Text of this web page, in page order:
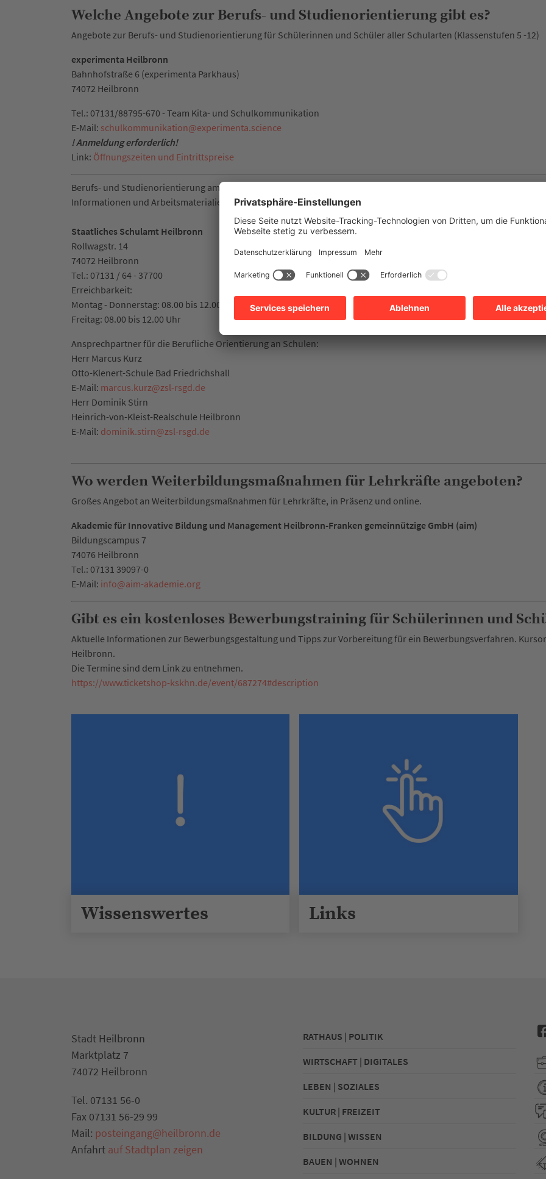
Welche Angebote zur Berufs- und Studienorientierung gibt es?
Angebote zur Berufs- und Studienorientierung für Schülerinnen und Schüler aller Schularten (Klassenstufen 5 -12)
experimenta Heilbronn
Bahnhofstraße 6 (experimenta Parkhaus)
74072 Heilbronn
Tel.: 07131/88795-670 - Team Kita- und Schulkommunikation
E-Mail: schulkommunikation@experimenta.science
! Anmeldung erforderlich!
Link: Öffnungszeiten und Eintrittspreise
Berufs- und Studienorientierung am staatlichen Schulamt Heilbronn
Informationen und Arbeitsmaterialien für allgemeinbildende Schulen
Staatliches Schulamt Heilbronn
Rollwagstr. 14
74072 Heilbronn
Tel.: 07131 / 64 - 37700
Erreichbarkeit:
Montag - Donnerstag: 08.00 bis 12.00 Uhr und 13.00 bis 15.30 Uhr
Freitag: 08.00 bis 12.00 Uhr
Ansprechpartner für die Berufliche Orientierung an Schulen:
Herr Marcus Kurz
Otto-Klenert-Schule Bad Friedrichshall
E-Mail: marcus.kurz@zsl-rsgd.de
Herr Dominik Stirn
Heinrich-von-Kleist-Realschule Heilbronn
E-Mail: dominik.stirn@zsl-rsgd.de
Wo werden Weiterbildungsmaßnahmen für Lehrkräfte angeboten?
Großes Angebot an Weiterbildungsmaßnahmen für Lehrkräfte, in Präsenz und online.
Akademie für Innovative Bildung und Management Heilbronn-Franken gemeinnützige GmbH (aim)
Bildungscampus 7
74076 Heilbronn
Tel.: 07131 39097-0
E-Mail: info@aim-akademie.org
Gibt es ein kostenloses Bewerbungstraining für Schülerinnen und
Aktuelle Informationen zur Bewerbungsgestaltung und Tipps zur Vorbereitung für ein Bewerbungsverfahren.
Heilbronn.
Die Termine sind dem Link zu entnehmen.
https://www.ticketshop-kskhn.de/event/687274#description
Wissenswertes Links
Stadt Heilbronn
Marktplatz 7
74072 Heilbronn
Tel. 07131 56-0
Fax 07131 56-29 99
Mail: posteingang@heilbronn.de
Anfahrt auf Stadtplan zeigen
RATHAUS | POLITIK
WIRTSCHAFT | DIGITALES
LEBEN | SOZIALES
KULTUR | FREIZEIT
BILDUNG | WISSEN
BAUEN | WOHNEN